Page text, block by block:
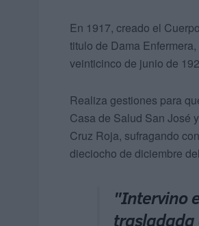
En 1917, creado el
titulo de Dama
veinticinco de junio de
Realiza gestiones para
Casa de Salud San José
Cruz Roja, sufragando
dieciocho de diciembre
"Intervino